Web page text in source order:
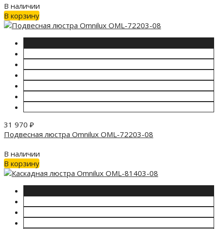
В наличии
В корзину
31 970 ₽
Подвесная люстра Omnilux OML-72203-08
В наличии
В корзину